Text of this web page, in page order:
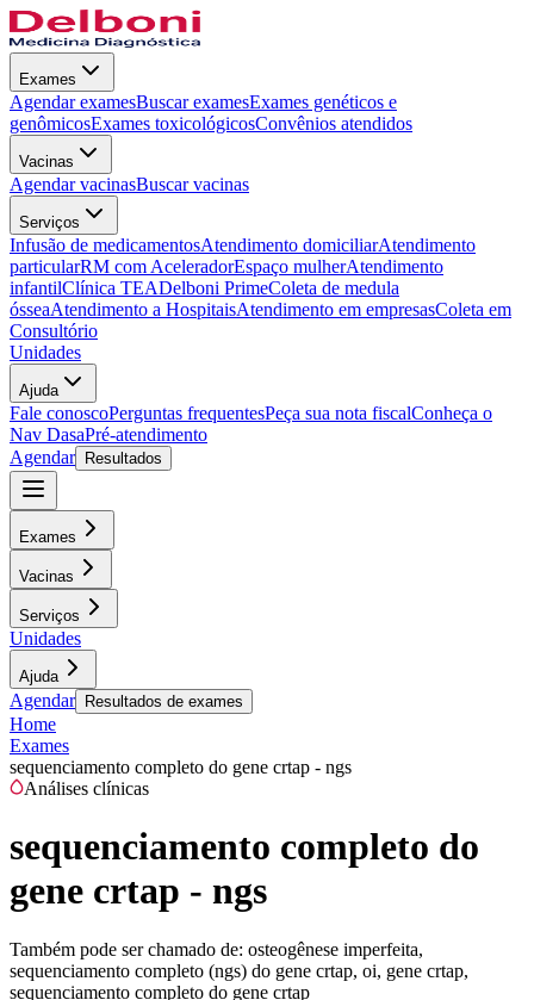
Exames
Agendar examesBuscar examesExames genéticos e
genômicosExames toxicológicosConvênios atendidos
Vacinas
Agendar vacinasBuscar vacinas
Serviços
Infusão de medicamentosAtendimento domiciliarAtendimento
particularRM com AceleradorEspaço mulherAtendimento
infantilClínica TEADelboni PrimeColeta de medula
ósseaAtendimento a HospitaisAtendimento em empresasColeta em
Consultório
Unidades
Ajuda
Fale conoscoPerguntas frequentesPeça sua nota fiscalConheça o
Nav DasaPré-atendimento
Agendar
Resultados
Exames
Vacinas
Serviços
Unidades
Ajuda
Agendar Resultados de exames
Home
Exames
sequenciamento completo do gene crtap - ngs
Análises clínicas
sequenciamento completo do
gene crtap - ngs
Também pode ser chamado de: osteogênese imperfeita,
sequenciamento completo (ngs) do gene crtap, oi, gene crtap,
sequenciamento completo do gene crtap